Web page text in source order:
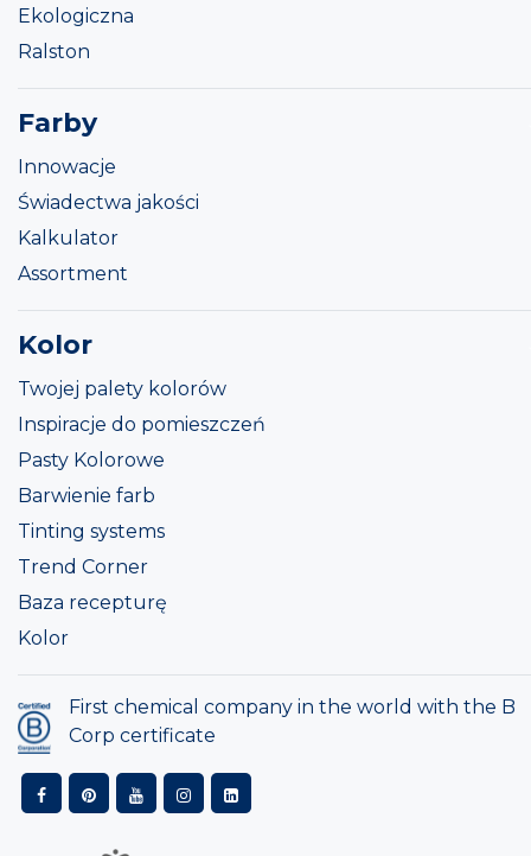
Ekologiczna
Ralston
Farby
Innowacje
Świadectwa jakości
Kalkulator
Assortment
Kolor
Twojej palety kolorów
Inspiracje do pomieszczeń
Pasty Kolorowe
Barwienie farb
Tinting systems
Trend Corner
Baza recepturę
Kolor
First chemical company in the world with the B
Corp certificate